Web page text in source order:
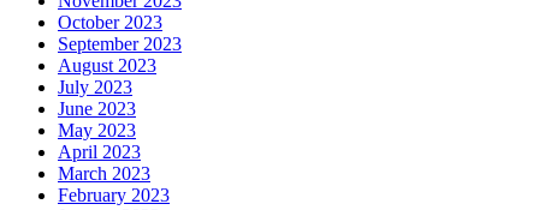
October 2023
September 2023
August 2023
July 2023
June 2023
May 2023
April 2023
March 2023
February 2023